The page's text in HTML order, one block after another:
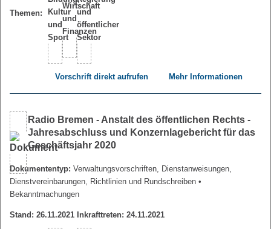
Themen:
Vorschrift direkt aufrufen Mehr Informationen
Radio Bremen - Anstalt des öffentlichen Rechts -
Jahresabschluss und Konzernlagebericht für das
Geschäftsjahr 2020
Dokumententyp: Verwaltungsvorschriften, Dienstanweisungen,
Dienstvereinbarungen, Richtlinien und Rundschreiben •
Bekanntmachungen
Stand: 26.11.2021 Inkrafttreten: 24.11.2021